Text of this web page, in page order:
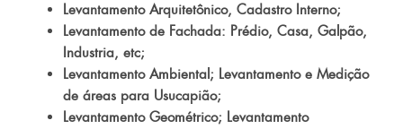
Levantamento Arquitetônico, Cadastro Interno;
Levantamento de Fachada: Prédio, Casa, Galpão,
Industria, etc;
Levantamento Ambiental; Levantamento e Medição
de áreas para Usucapião;
Levantamento Geométrico; Levantamento